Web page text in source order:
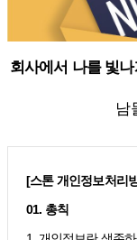
회사에서 나를 빛
남
[스톤 개인정보처리
01. 총칙